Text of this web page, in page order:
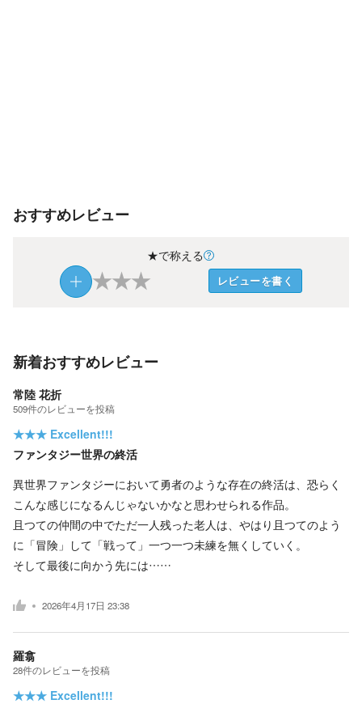
おすすめレビュー
★で称える
★★★ レビューを書く
新着おすすめレビュー
常陸 花折
509件のレビューを投稿
★★★ Excellent!!!
ファンタジー世界の終活
異世界ファンタジーにおいて勇者のような存在の終活は、恐らく
こんな感じになるんじゃないかなと思わせられる作品。
且つての仲間の中でただ一人残った老人は、やはり且つてのよう
に「冒険」して「戦って」一つ一つ未練を無くしていく。
そして最後に向かう先には……
2026年4月17日 23:38
羅翕
28件のレビューを投稿
★★★ Excellent!!!